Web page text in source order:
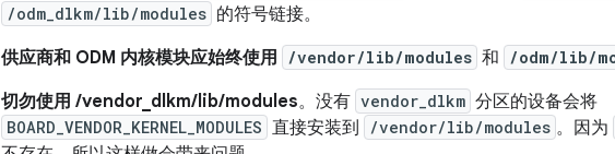
/odm_dlkm/lib/modules 的符号链接。
供应商和 ODM 内核模块应始终使用 /vendor/lib/modules 和 /odm/lib/
切勿使用 /vendor_dlkm/lib/modules。没有 vendor_dlkm 分区的设备会将
BOARD_VENDOR_KERNEL_MODULES 直接安装到 /vendor/lib/modules 。因为